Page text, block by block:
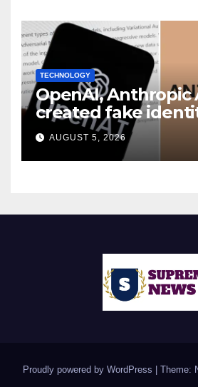
TECHNOLOGY
OpenAI, Anthropic
created fake
during UK cyber
Report
AUGUST 5, 2026
Proudly powered by WordPress | Theme: